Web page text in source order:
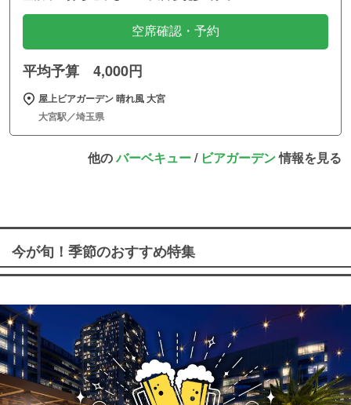
空席確認・予約
平均予算 4,000円
屋上ビアガーデン 晴れ風 大宮
大宮駅／埼玉県
他のバーベキュー/ ビアガーデン情報を見る
今が旬！季節のおすすめ特集